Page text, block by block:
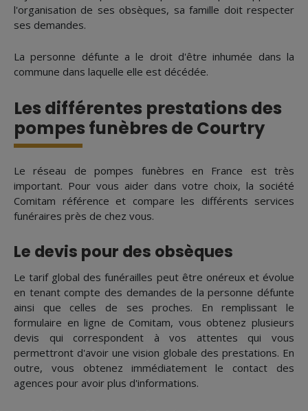
l'organisation de ses obsèques, sa famille doit respecter
ses demandes.
La personne défunte a le droit d'être inhumée dans la
commune dans laquelle elle est décédée.
Les différentes prestations des
pompes funèbres de Courtry
Le réseau de pompes funèbres en France est très
important. Pour vous aider dans votre choix, la société
Comitam référence et compare les différents services
funéraires près de chez vous.
Le devis pour des obsèques
Le tarif global des funérailles peut être onéreux et évolue
en tenant compte des demandes de la personne défunte
ainsi que celles de ses proches. En remplissant le
formulaire en ligne de Comitam, vous obtenez plusieurs
devis qui correspondent à vos attentes qui vous
permettront d'avoir une vision globale des prestations. En
outre, vous obtenez immédiatement le contact des
agences pour avoir plus d'informations.